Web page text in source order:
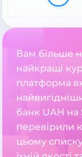
Вам більше
найкращі
платформа
банк UAH
перевірили
цьому